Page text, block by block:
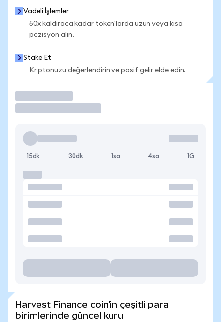
Vadeli İşlemler
50x kaldıraca kadar token'larda uzun veya kısa
pozisyon alın.
Stake Et
Kriptonuzu değerlendirin ve pasif gelir elde edin.
15dk 30dk 1sa 4sa 1G
Harvest Finance coin'in çeşitli para
birimlerinde güncel kuru